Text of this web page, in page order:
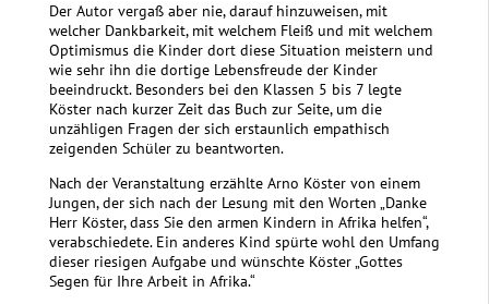
Der Autor vergaß aber nie, darauf hinzuweisen, mit
welcher Dankbarkeit, mit welchem Fleiß und mit welchem
Optimismus die Kinder dort diese Situation meistern und
wie sehr ihn die dortige Lebensfreude der Kinder
beeindruckt. Besonders bei den Klassen 5 bis 7 legte
Köster nach kurzer Zeit das Buch zur Seite, um die
unzähligen Fragen der sich erstaunlich empathisch
zeigenden Schüler zu beantworten.
Nach der Veranstaltung erzählte Arno Köster von einem
Jungen, der sich nach der Lesung mit den Worten „Danke
Herr Köster, dass Sie den armen Kindern in Afrika helfen“,
verabschiedete. Ein anderes Kind spürte wohl den Umfang
dieser riesigen Aufgabe und wünschte Köster „Gottes
Segen für Ihre Arbeit in Afrika.“